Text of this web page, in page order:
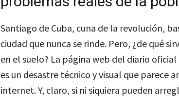
Santiago de Cuba, cuna de la revolución,
ciudad que nunca se rinde. Pero, ¿de qué
en el suelo? La página web del diario oficial
es un desastre técnico y visual que parece
internet. Y, claro, si ni siquiera pueden